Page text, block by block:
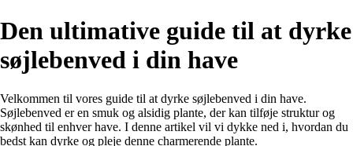
Den ultimative guide til at dyrke
søjlebenved i din have
Velkommen til vores guide til at dyrke søjlebenved i din have.
Søjlebenved er en smuk og alsidig plante, der kan tilføje struktur og
skønhed til enhver have. I denne artikel vil vi dykke ned i, hvordan du
bedst kan dyrke og pleje denne charmerende plante.